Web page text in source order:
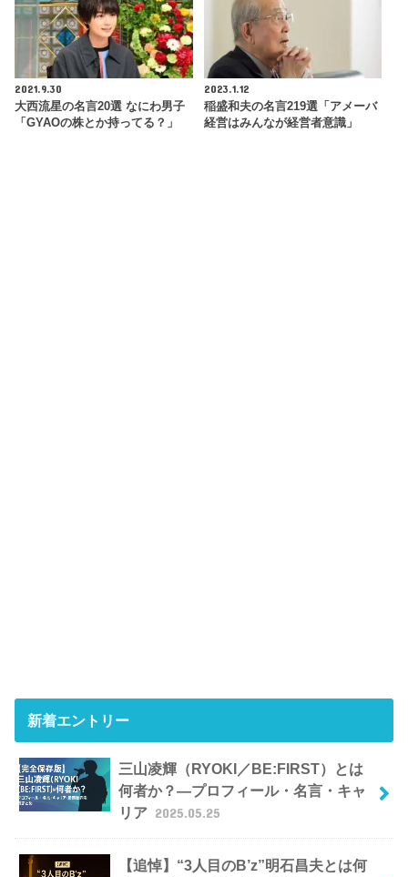
2021.9.30
大西流星の名言20選 なにわ男子
「GYAOの株とか持ってる？」
2023.1.12
稲盛和夫の名言219選「アメーバ
経営はみんなが経営者意識」
新着エントリー
三山凌輝（RYOKI／BE:FIRST）とは
何者か？―プロフィール・名言・キャ
リア 2025.05.25
【追悼】“3人目のB’z”明石昌夫とは何